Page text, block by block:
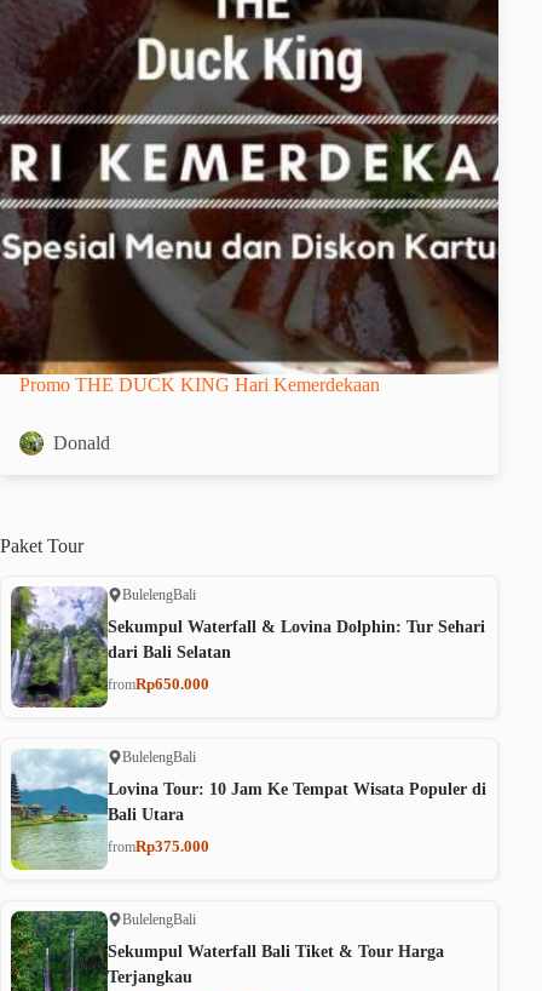
Promo THE DUCK KING Hari Kemerdekaan
Donald
Paket Tour
BulelengBali
Sekumpul Waterfall & Lovina Dolphin: Tur Sehari
dari Bali Selatan
fromRp650.000
BulelengBali
Lovina Tour: 10 Jam Ke Tempat Wisata Populer di
Bali Utara
fromRp375.000
BulelengBali
Sekumpul Waterfall Bali Tiket & Tour Harga
Terjangkau